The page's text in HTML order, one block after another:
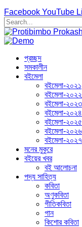
Facebook YouTube
প্রচ্ছদ
সমকালীন
বইমেলা
বইমেলা-২০২১
বইমেলা-২০২২
বইমেলা-২০২৩
বইমেলা-২০২৪
বইমেলা-২০২৫
বইমেলা-২০২৬
বইমেলা-২০২৭
মনের মুকুরে
বইয়ের খবর
বই আলোচনা
পদ্য সাহিত্য
কবিতা
অণুকবিতা
গীতিকবিতা
গান
কিশোর কবিতা